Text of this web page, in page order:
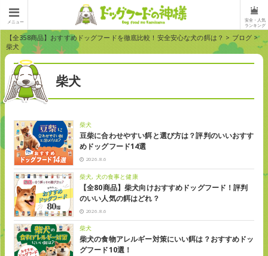
メニュー
安全・人気
ランキング
【全358商品】おすすめドッグフードを徹底比較！安全安心な犬の餌は？ > ブログ >
柴犬
柴犬
柴犬
豆柴に合わせやすい餌と選び方は？評判のいいおすす
めドッグフード14選
2026.8.6
柴犬 犬の食事と健康
【全80商品】柴犬向けおすすめドッグフード！評判
のいい人気の餌はどれ？
2026.8.6
柴犬
柴犬の食物アレルギー対策にいい餌は？おすすめドッ
グフード10選！